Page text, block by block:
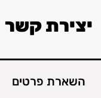
יצירת קשר
השארת פרטים